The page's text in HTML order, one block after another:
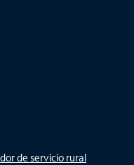
de servicio rural